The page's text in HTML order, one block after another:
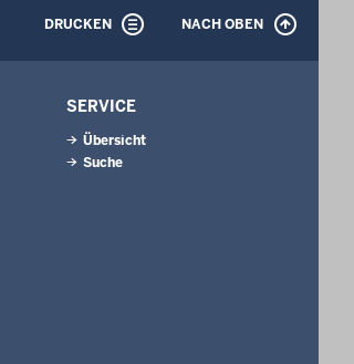
DRUCKEN NACH OBEN
SERVICE
Übersicht
Suche